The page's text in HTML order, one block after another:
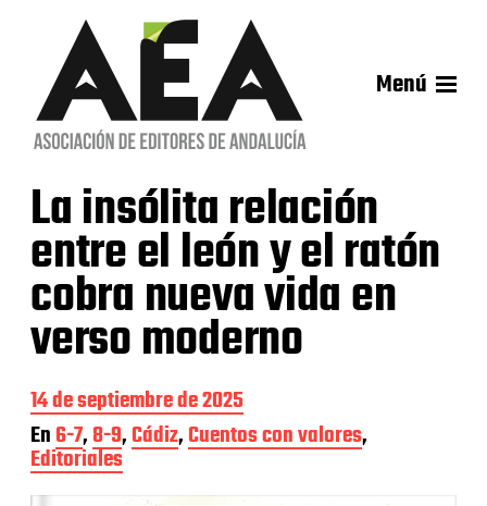
Menú
La insólita relación
entre el león y el ratón
cobra nueva vida en
verso moderno
F
e
c
h
a
14 de septiembre de 2025
En6-7,8-9,Cádiz,Cuentos con valores,
Editoriales